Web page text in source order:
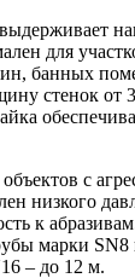
для
банных
стенок от
с
низкого
к
марки SN8
– до 12 м.